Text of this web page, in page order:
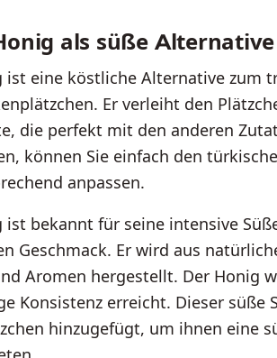
als süße Alternative
ist eine köstliche Alternative zum
Er verleiht den
die perfekt mit den anderen
können Sie einfach den
anpassen.
ist bekannt für seine intensive
Geschmack. Er wird aus
Aromen hergestellt. Der Honig
Konsistenz erreicht. Dieser süße
hinzugefügt, um ihnen eine